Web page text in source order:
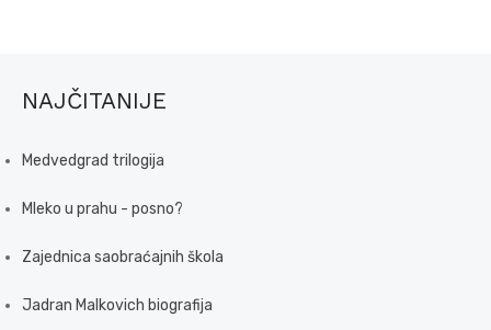
NAJČITANIJE
Medvedgrad trilogija
Mleko u prahu - posno?
Zajednica saobraćajnih škola
Jadran Malkovich biografija